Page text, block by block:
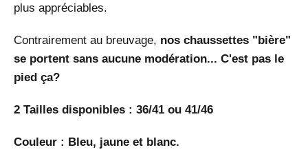
plus appréciables.
Contrairement au breuvage, nos chaussettes "bière"
se portent sans aucune modération... C'est pas le
pied ça?
2 Tailles disponibles : 36/41 ou 41/46
Couleur : Bleu, jaune et blanc.